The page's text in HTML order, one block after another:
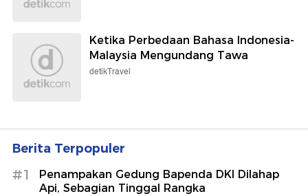
Ketika Perbedaan Bahasa Indonesia-
Malaysia Mengundang Tawa
detikTravel
Berita Terpopuler
#1
Penampakan Gedung Bapenda DKI Dilahap
Api, Sebagian Tinggal Rangka